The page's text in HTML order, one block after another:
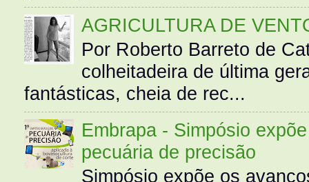
AGRICULTURA DE
Por Roberto Barreto de
colheitadeira de última
fantásticas, cheia de rec...
Embrapa - Simpósio
pecuária de precisão
Simpósio expõe os